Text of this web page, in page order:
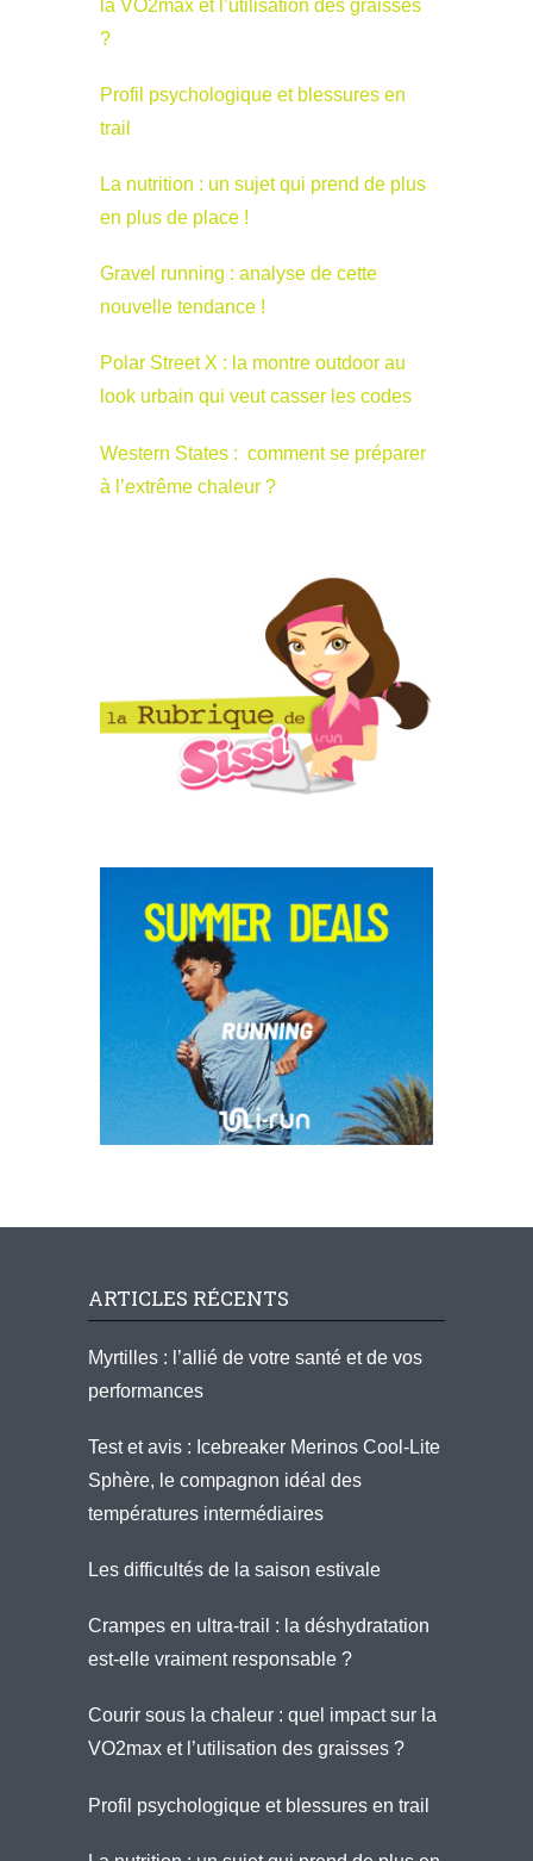
la VO2max et l’utilisation des graisses
?
Profil psychologique et blessures en
trail
La nutrition : un sujet qui prend de plus
en plus de place !
Gravel running : analyse de cette
nouvelle tendance !
Polar Street X : la montre outdoor au
look urbain qui veut casser les codes
Western States : comment se préparer
à l’extrême chaleur ?
ARTICLES RÉCENTS
Myrtilles : l’allié de votre santé et de vos
performances
Test et avis : Icebreaker Merinos Cool-Lite
Sphère, le compagnon idéal des
températures intermédiaires
Les difficultés de la saison estivale
Crampes en ultra-trail : la déshydratation
est-elle vraiment responsable ?
Courir sous la chaleur : quel impact sur la
VO2max et l’utilisation des graisses ?
Profil psychologique et blessures en trail